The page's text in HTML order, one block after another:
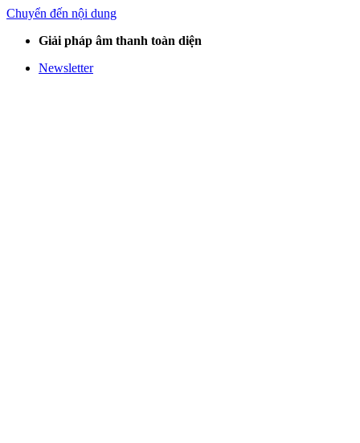
Chuyển đến nội dung
Giải pháp âm thanh toàn diện
Newsletter